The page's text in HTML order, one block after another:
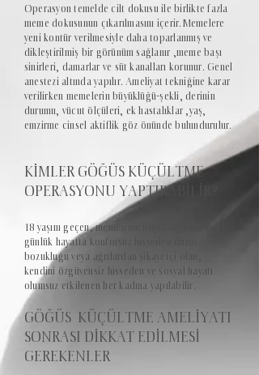
Operasyon temelde cilt dokusu ile birlikte fazla
meme dokusunun çıkarılmasını içerir.Memelere
yeni kontür verilmesiyle daha toparlanmış ve
dikleştirilmiş bir görünüm sağlanır ,meme başı
sinirleri, damarlar ve süt kanalları korunur. Genel
anestezi altında yapılır. Ameliyat tekniğine karar
verilirken memelerin büyüklüğü-şekli, derinin
durumu, vücut ölçüleri, ek hastalıklar ,yaş,
emzirme cinsel aktiflik göz önünde bulundurulur.
KİMLER GÖĞÜS KÜÇÜLTME
OPERASYONU YAPTIRABİLİR?
18 yaşını geçen, memesinin büyüklüğü nedeniyle
günlük hayatta konforsuz hisseden duruş
bozukluğu veya ağrılardan şikayetçi olan,
kendini özgüvensiz hisseden ve sosyal hayatı
olumsuz etkilenen her kadına yapılabilir.
GÖĞÜS KÜÇÜLTME AMELİYATI
SONRASI DİKKAT EDİLMESİ
GEREKENLER